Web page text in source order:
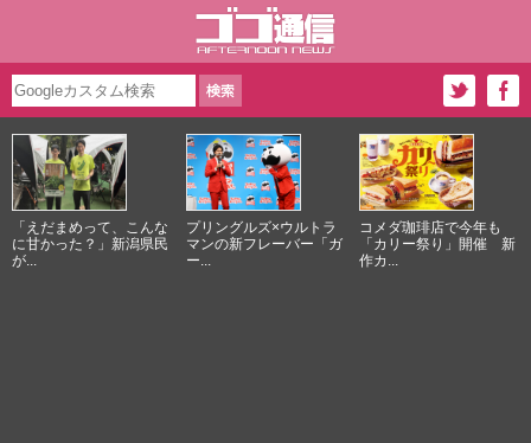
「えだまめって、こんな
に甘かった？」新潟県民
が...
プリングルズ×ウルトラ
マンの新フレーバー「ガ
ー...
コメダ珈琲店で今年も
「カリー祭り」開催 新
作カ...